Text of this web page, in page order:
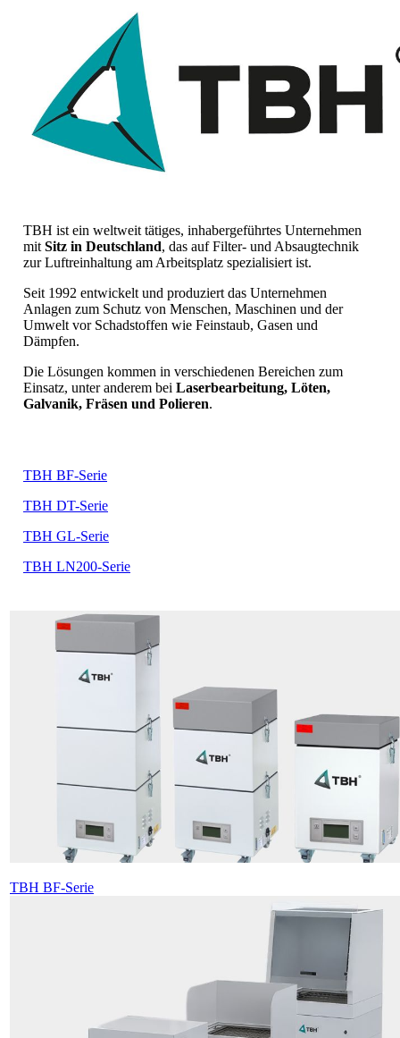
TBH ist ein weltweit tätiges, inhabergeführtes Unternehmen
mit Sitz in Deutschland, das auf Filter- und Absaugtechnik
zur Luftreinhaltung am Arbeitsplatz spezialisiert ist.
Seit 1992 entwickelt und produziert das Unternehmen
Anlagen zum Schutz von Menschen, Maschinen und der
Umwelt vor Schadstoffen wie Feinstaub, Gasen und
Dämpfen.
Die Lösungen kommen in verschiedenen Bereichen zum
Einsatz, unter anderem bei Laserbearbeitung, Löten,
Galvanik, Fräsen und Polieren.
TBH BF-Serie
TBH DT-Serie
TBH GL-Serie
TBH LN200-Serie
TBH BF-Serie